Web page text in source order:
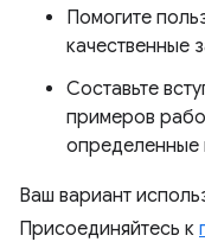
Помогите
качественные
Составьте
примеров
определенные
Ваш вариант
Присоединяйтесь к